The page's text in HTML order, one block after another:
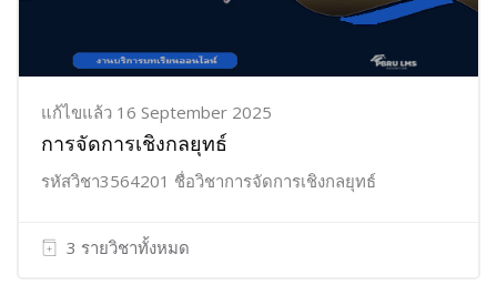
แก้ไขแล้ว 16 September 2025
การจัดการเชิงกลยุทธ์
รหัสวิชา3564201 ชื่อวิชาการจัดการเชิงกลยุทธ์
3 รายวิชาทั้งหมด